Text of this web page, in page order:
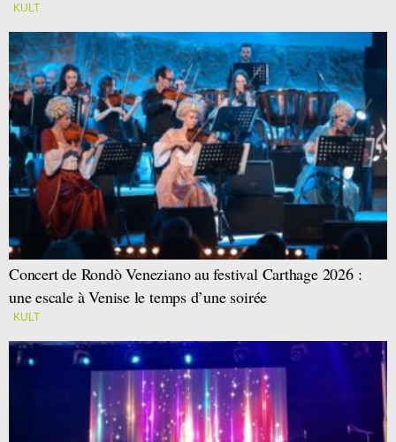
KULT
Concert de Rondò Veneziano au festival Carthage 2026 :
une escale à Venise le temps d’une soirée
KULT